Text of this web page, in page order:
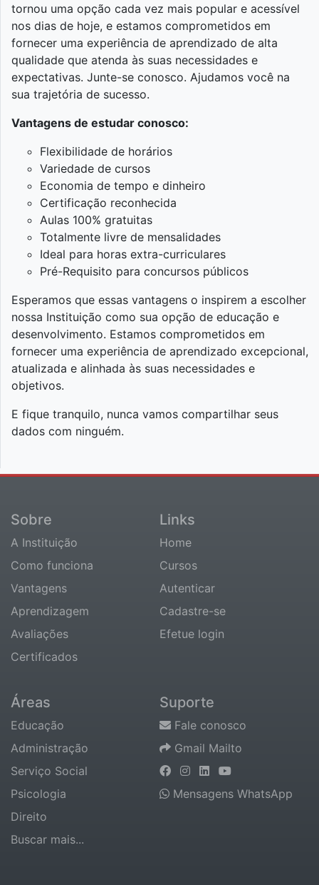
tornou uma opção cada vez mais popular e acessível
nos dias de hoje, e estamos comprometidos em
fornecer uma experiência de aprendizado de alta
qualidade que atenda às suas necessidades e
expectativas. Junte-se conosco. Ajudamos você na
sua trajetória de sucesso.
Vantagens de estudar conosco:
Flexibilidade de horários
Variedade de cursos
Economia de tempo e dinheiro
Certificação reconhecida
Aulas 100% gratuitas
Totalmente livre de mensalidades
Ideal para horas extra-curriculares
Pré-Requisito para concursos públicos
Esperamos que essas vantagens o inspirem a escolher
nossa Instituição como sua opção de educação e
desenvolvimento. Estamos comprometidos em
fornecer uma experiência de aprendizado excepcional,
atualizada e alinhada às suas necessidades e
objetivos.
E fique tranquilo, nunca vamos compartilhar seus
dados com ninguém.
Sobre
A Instituição
Como funciona
Vantagens
Aprendizagem
Avaliações
Certificados
Links
Home
Cursos
Autenticar
Cadastre-se
Efetue login
Áreas
Educação
Administração
Serviço Social
Psicologia
Direito
Buscar mais...
Suporte
Fale conosco
Gmail Mailto
Mensagens WhatsApp